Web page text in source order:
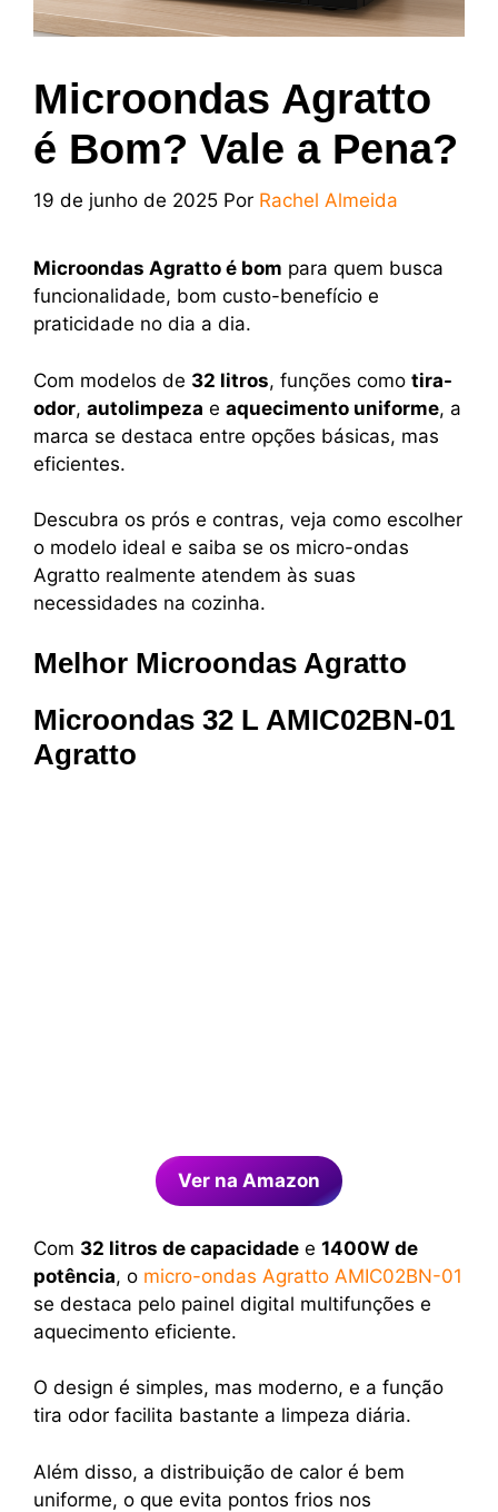
Microondas Agratto
é Bom? Vale a Pena?
19 de junho de 2025 Por Rachel Almeida
Microondas Agratto é bom para quem busca
funcionalidade, bom custo-benefício e
praticidade no dia a dia.
Com modelos de 32 litros, funções como tira-
odor, autolimpeza e aquecimento uniforme, a
marca se destaca entre opções básicas, mas
eficientes.
Descubra os prós e contras, veja como escolher
o modelo ideal e saiba se os micro-ondas
Agratto realmente atendem às suas
necessidades na cozinha.
Melhor Microondas Agratto
Microondas 32 L AMIC02BN-01
Agratto
Ver na Amazon
Com 32 litros de capacidade e 1400W de
potência, o micro-ondas Agratto AMIC02BN-01
se destaca pelo painel digital multifunções e
aquecimento eficiente.
O design é simples, mas moderno, e a função
tira odor facilita bastante a limpeza diária.
Além disso, a distribuição de calor é bem
uniforme, o que evita pontos frios nos